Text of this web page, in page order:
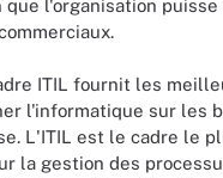
que l'organisation
ITIL fournit les
l'informatique sur les
L'ITIL est le cadre le
la gestion des